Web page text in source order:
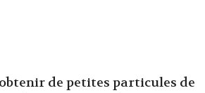
de petites particules de